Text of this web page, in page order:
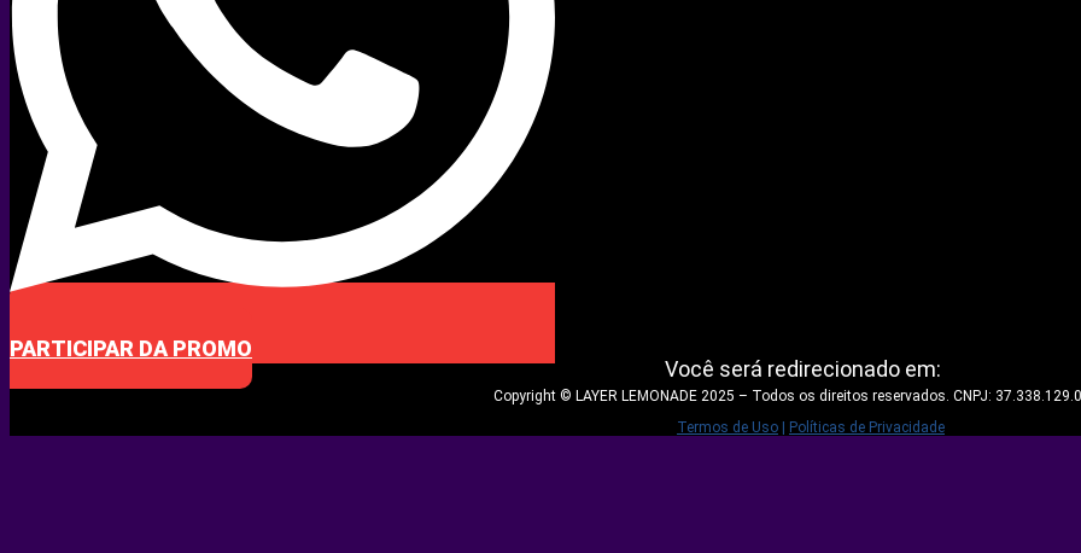
PARTICIPAR DA PROMO
Você será redirecionado em:
Copyright © LAYER LEMONADE 2025 – Todos os direitos reservados. CNPJ:
Termos de Uso
Políticas de Privacidade